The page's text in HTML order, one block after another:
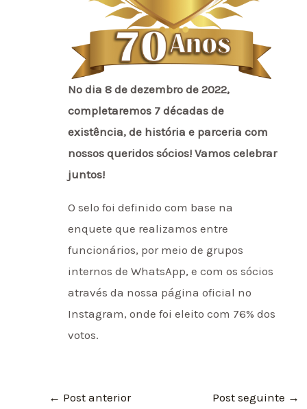
No dia 8 de dezembro de 2022,
completaremos 7 décadas de
existência, de história e parceria com
nossos queridos sócios! Vamos celebrar
juntos!
O selo foi definido com base na
enquete que realizamos entre
funcionários, por meio de grupos
internos de WhatsApp, e com os sócios
através da nossa página oficial no
Instagram, onde foi eleito com 76% dos
votos.
← Post anterior Post seguinte →